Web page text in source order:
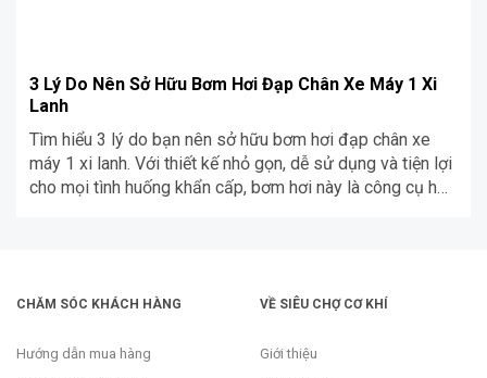
3 Lý Do Nên Sở Hữu Bơm Hơi Đạp Chân Xe Máy 1 Xi
Lanh
Tìm hiểu 3 lý do bạn nên sở hữu bơm hơi đạp chân xe
máy 1 xi lanh. Với thiết kế nhỏ gọn, dễ sử dụng và tiện lợi
cho mọi tình huống khẩn cấp, bơm hơi này là công cụ hữu
CHĂM SÓC KHÁCH HÀNG
Hướng dẫn mua hàng
VỀ SIÊU CHỢ CƠ KHÍ
Giới thiệu